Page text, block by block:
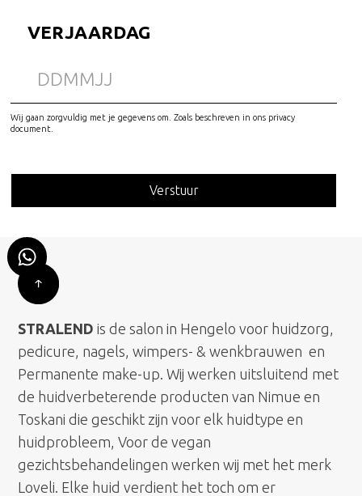
VERJAARDAG
Wij gaan zorgvuldig met je gegevens om. Zoals beschreven in ons privacy
document.
STRALEND is de salon in Hengelo voor huidzorg,
pedicure, nagels, wimpers- & wenkbrauwen en
Permanente make-up. Wij werken uitsluitend met
de huidverbeterende producten van Nimue en
Toskani die geschikt zijn voor elk huidtype en
huidprobleem, Voor de vegan
gezichtsbehandelingen werken wij met het merk
Loveli. Elke huid verdient het toch om er